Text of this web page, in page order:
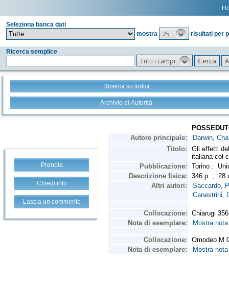
Seleziona banca dati
mostra
25 risultati per
Ricerca semplice
Tutti i campi
Ricerca su indici
Archivio di Autorità
Prenota
Chiedi info
Lascia un commento